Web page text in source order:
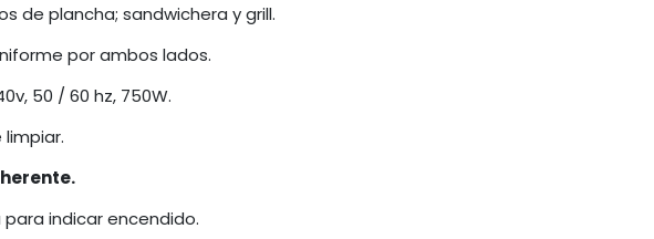
de plancha; sandwichera y grill.
por ambos lados.
50 / 60 hz, 750W.
limpiar.
para indicar encendido.